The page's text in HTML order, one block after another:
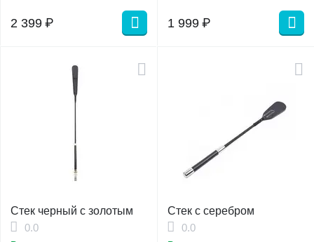
2 399 ₽ 1 999 ₽
Стек черный с золотым
0.0
Стек с серебром
0.0